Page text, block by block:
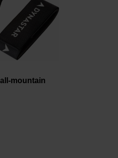
mountain